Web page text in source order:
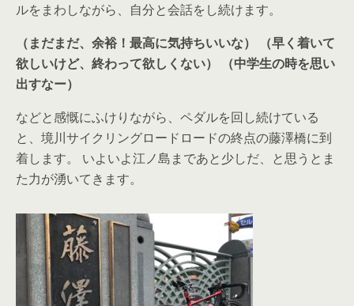
ルをまわしながら、自分と会話をし続けます。
（まだまだ、余裕！最高に気持ちいいな） （早く着いて
欲しいけど、終わって欲しくない） （中学生の時を思い
出すなー）
などと感慨にふけりながら、ペダルを回し続けている
と、境川サイクリングロードロードの終点の藤澤橋に到
着します。 いよいよ江ノ島まであと少しだ、と思うとま
た力が湧いてきます。